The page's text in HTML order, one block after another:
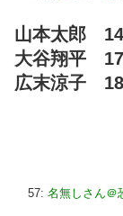
山本太郎
大谷翔平
広末涼子
57: 名無しさん＠